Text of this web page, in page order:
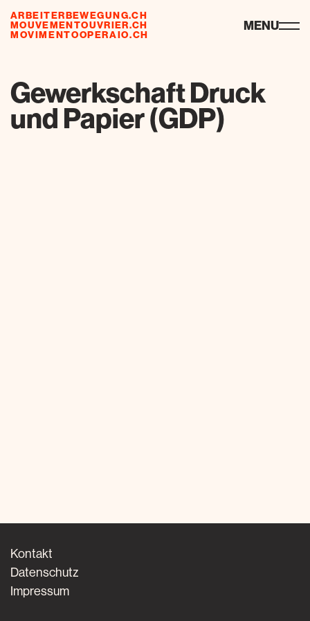
ARBEITERBEWEGUNG.CH
MOUVEMENTOUVRIER.CH
MOVIMENTOOPERAIO.CH
ressourcen MENU
Gewerkschaft Druck
und Papier (GDP)
Kontakt
Datenschutz
Impressum